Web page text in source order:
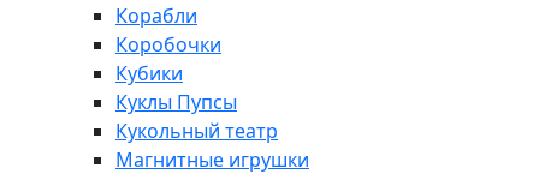
Корабли
Коробочки
Кубики
Куклы Пупсы
Кукольный театр
Магнитные игрушки